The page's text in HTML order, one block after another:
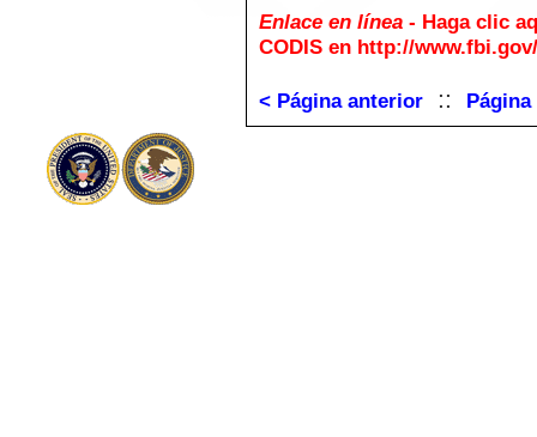
Enlace en línea - Haga clic
CODIS en http://
< Página anterior ::